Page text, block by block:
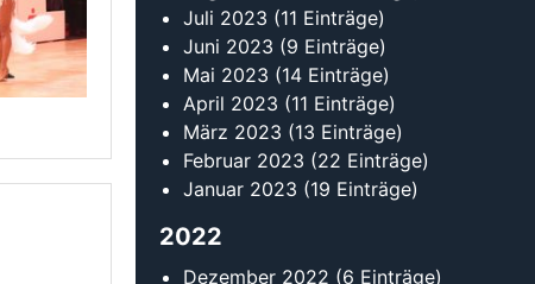
September 2022(18 Einträge)
August 2022 (15 Einträge)
Juli 2022 (15 Einträge)
Juni 2022(11 Einträge)
Mai 2022(18 Einträge)
April 2022(15 Einträge)
März 2022(15 Einträge)
Januar 2022